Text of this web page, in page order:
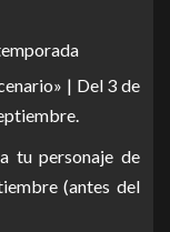
| Del 3 de
tu personaje de
(antes del